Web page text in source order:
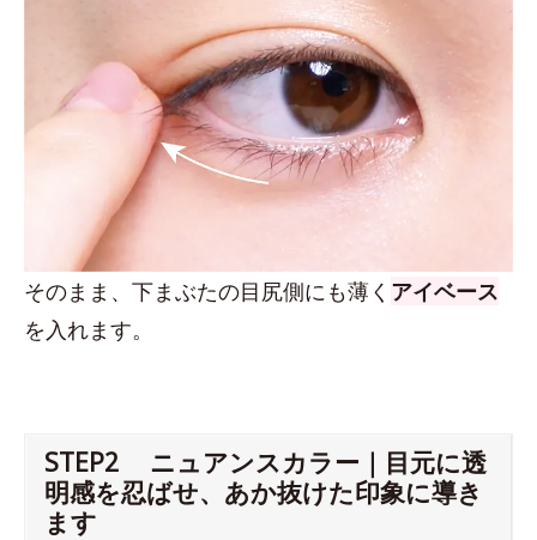
そのまま、下まぶたの目尻側にも薄く アイベース
を入れます。
STEP2 ニュアンスカラー｜目元に透
明感を忍ばせ、あか抜けた印象に導き
ます